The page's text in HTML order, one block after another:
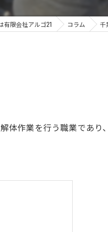
有限会社アルゴ21 コラム 千
体作業を行う職業であり